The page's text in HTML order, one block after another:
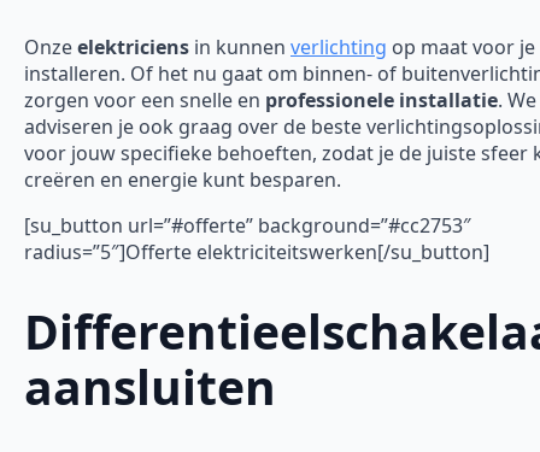
Onzeelektriciens in kunnen verlichting op maat voor je
installeren. Of het nu gaat om binnen- of
zorgen voor een snelle en professionele installatie. We
adviseren je ook graag over de beste
voor jouw specifieke behoeften, zodat je de juiste sfeer
creëren en energie kunt besparen.
[su_button url=”#offerte” background=”#cc2753″
radius=”5″]Offerte elektriciteitswerken[/su_button]
aansluiten